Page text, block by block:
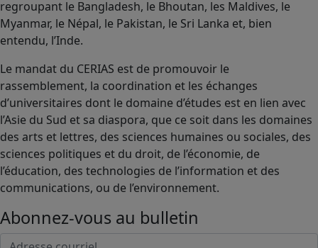
regroupant le Bangladesh, le Bhoutan, les Maldives, le
Myanmar, le Népal, le Pakistan, le Sri Lanka et, bien
entendu, l’Inde.
Le mandat du CERIAS est de promouvoir le
rassemblement, la coordination et les échanges
d’universitaires dont le domaine d’études est en lien avec
l’Asie du Sud et sa diaspora, que ce soit dans les domaines
des arts et lettres, des sciences humaines ou sociales, des
sciences politiques et du droit, de l’économie, de
l’éducation, des technologies de l’information et des
communications, ou de l’environnement.
Abonnez-vous au bulletin